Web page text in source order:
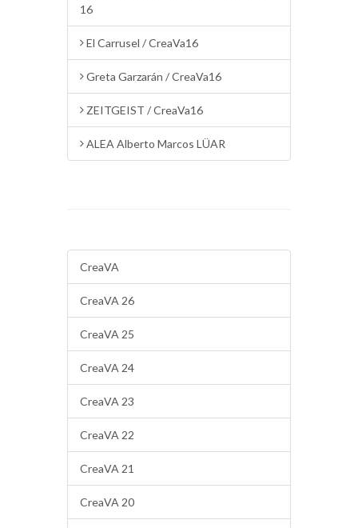
16
El Carrusel / CreaVa16
Greta Garzarán / CreaVa16
ZEITGEIST / CreaVa16
ALEA Alberto Marcos LÜAR
CreaVA
CreaVA 26
CreaVA 25
CreaVA 24
CreaVA 23
CreaVA 22
CreaVA 21
CreaVA 20